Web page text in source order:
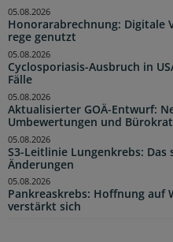
Honorarabrechnung: Digitale
rege genutzt
05.08.2026
Cyclosporiasis-Ausbruch in
Fälle
05.08.2026
Aktualisierter GOÄ-Entwurf:
Umbewertungen und
05.08.2026
S3-Leitlinie Lungenkrebs:
Änderungen
05.08.2026
Pankreaskrebs: Hoffnung auf
verstärkt sich
05.08.2026